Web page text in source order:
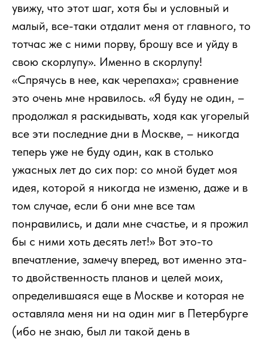
увижу, что этот шаг, хотя бы и условный и
малый, все-таки отдалит меня от главного, то
тотчас же с ними порву, брошу все и уйду в
свою скорлупу». Именно в скорлупу!
«Спрячусь в нее, как черепаха»; сравнение
это очень мне нравилось. «Я буду не один, –
продолжал я раскидывать, ходя как угорелый
все эти последние дни в Москве, – никогда
теперь уже не буду один, как в столько
ужасных лет до сих пор: со мной будет моя
идея, которой я никогда не изменю, даже и в
том случае, если б они мне все там
понравились, и дали мне счастье, и я прожил
бы с ними хоть десять лет!» Вот это-то
впечатление, замечу вперед, вот именно эта-
то двойственность планов и целей моих,
определившаяся еще в Москве и которая не
оставляла меня ни на один миг в Петербурге
(ибо не знаю, был ли такой день в